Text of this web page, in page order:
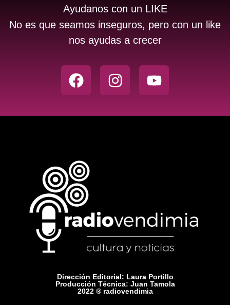
Ayudanos con un LIKE
No es que seamos inseguros, pero con un like
nos ayudas a crecer
Dirección Editorial: Laura Portillo
Producción Técnica: Juan Tamola
2022 ® radiovendimia